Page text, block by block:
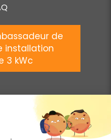
de
installation
3 kWc